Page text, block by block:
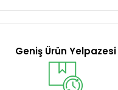
Geniş Ürün Yelpazesi